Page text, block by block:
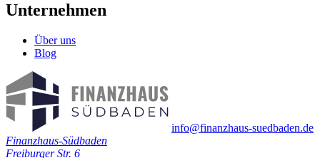
Unternehmen
Über uns
Blog
info@finanzhaus-suedbaden.de
Finanzhaus-Südbaden
Freiburger Str. 6